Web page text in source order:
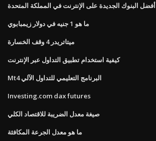
أفضل البنوك الجديدة على الإنترنت في المملكة المتحدة
ما هو 1 جنيه في دولار زيمبابوي
ميتاتريدر 4 وقف الخسارة
كيفية استخدام تطبيق التداول عبر الإنترنت
Mt4 البرنامج التعليمي للتداول الآلي
Investing.com dax futures
صيغة معدل الضريبة للاقتصاد الكلي
ما هو معدل الجرعة المكافئة